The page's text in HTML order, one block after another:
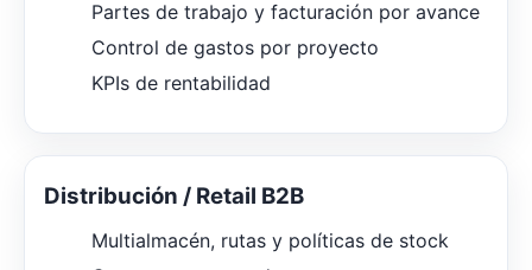
Partes de trabajo y facturación por avance
Control de gastos por proyecto
KPIs de rentabilidad
Distribución / Retail B2B
Multialmacén, rutas y políticas de stock